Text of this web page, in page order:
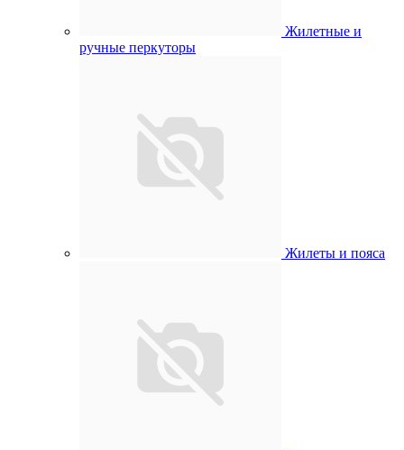
Жилетные и
ручные перкуторы
Жилеты и пояса